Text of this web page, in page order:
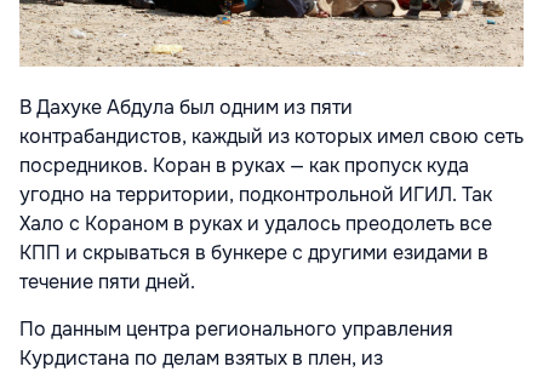
В Дахуке Абдула был одним из пяти
контрабандистов, каждый из которых имел свою сеть
посредников. Коран в руках — как пропуск куда
угодно на территории, подконтрольной ИГИЛ. Так
Хало с Кораном в руках и удалось преодолеть все
КПП и скрываться в бункере с другими езидами в
течение пяти дней.
По данным центра регионального управления
Курдистана по делам взятых в плен, из